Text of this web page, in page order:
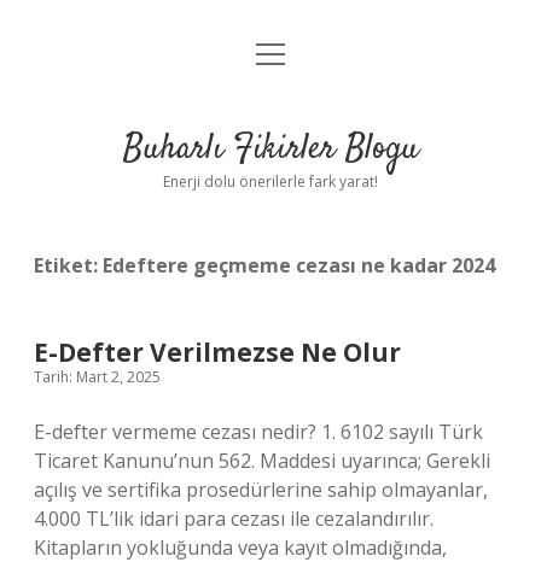
Anasayfa
Yasal Uyarı
menüyü
Buharlı Fikirler Blogu
Enerji dolu önerilerle fark yarat!
Etiket: Edeftere geçmeme cezası ne kadar 2024
E-Defter Verilmezse Ne Olur
Tarih: Mart 2, 2025
E-defter vermeme cezası nedir? 1. 6102 sayılı Türk
Ticaret Kanunu’nun 562. Maddesi uyarınca; Gerekli
açılış ve sertifika prosedürlerine sahip olmayanlar,
4.000 TL’lik idari para cezası ile cezalandırılır.
Kitapların yokluğunda veya kayıt olmadığında,